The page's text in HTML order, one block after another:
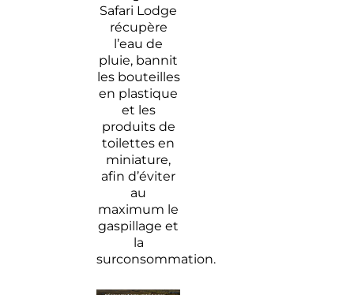
Safari Lodge
récupère
l’eau de
pluie, bannit
les bouteilles
en plastique
et les
produits de
toilettes en
miniature,
afin d’éviter
au
maximum le
gaspillage et
la
surconsommation.